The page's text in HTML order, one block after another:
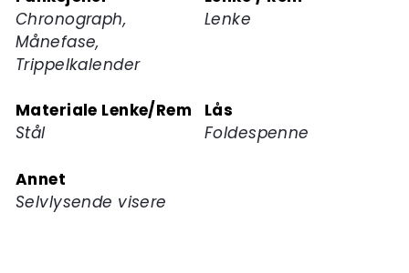
Chronograph,
Månefase,
Trippelkalender
Lenke
Materiale Lenke/Rem
Stål
Lås
Foldespenne
Annet
Selvlysende visere